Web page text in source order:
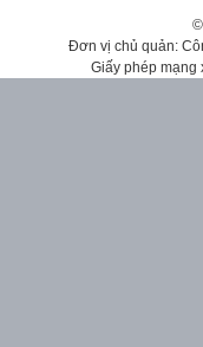
Đơn vị chủ quản:
Giấy phép mạng